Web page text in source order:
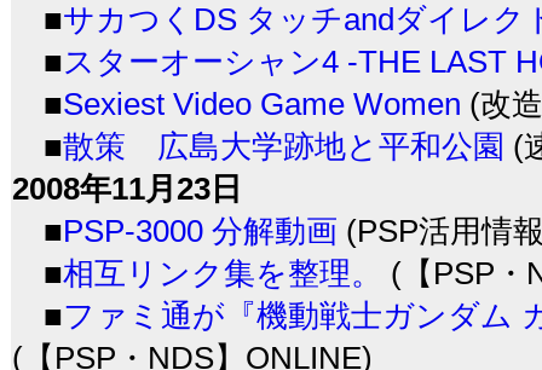
■サカつくDS タッチandダイレク
■スターオーシャン4 -THE LAST
■Sexiest Video Game Women (改
■散策 広島大学跡地と平和公園 (
2008年11月23日
■PSP-3000 分解動画 (PSP活用情
■相互リンク集を整理。
(【PSP・
■ファミ通が『機動戦士ガンダム
(【PSP・NDS】ONLINE)